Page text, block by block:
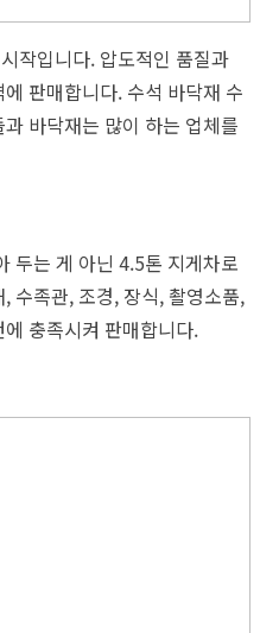
작입니다. 압도적인 품질과
판매합니다. 수석 바닥재 수
바닥재는 많이 하는 업체를
두는 게 아닌 4.5톤 지게차로
수족관, 조경, 장식, 촬영소품,
충족시켜 판매합니다.